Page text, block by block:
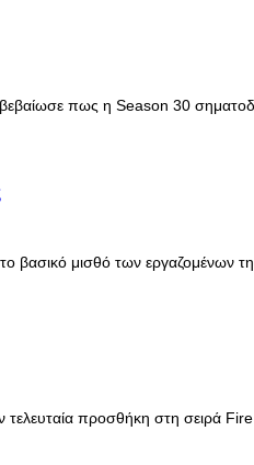
πως η Season 30
βασικό μισθό των εργαζομένων
προσθήκη στη σειρά